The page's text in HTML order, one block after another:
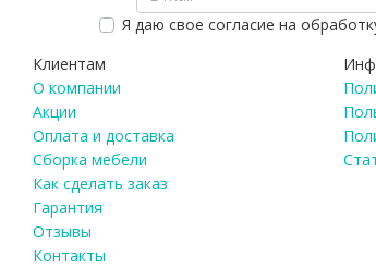
Я даю свое согласие на
Клиентам
О компании
Акции
Оплата и доставка
Сборка мебели
Как сделать заказ
Гарантия
Отзывы
Контакты